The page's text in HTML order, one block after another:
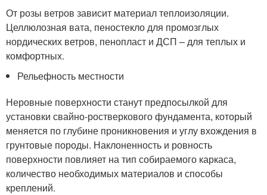
От розы ветров зависит материал теплоизоляции.
Целлюлозная вата, пеностекло для промозглых
нордических ветров, пенопласт и ДСП – для теплых и
комфортных.
Рельефность местности
Неровные поверхности станут предпосылкой для
установки свайно-ростверкового фундамента, который
меняется по глубине проникновения и углу вхождения в
грунтовые породы. Наклоненность и ровность
поверхности повлияет на тип собираемого каркаса,
количество необходимых материалов и способы
креплений.